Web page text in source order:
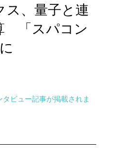
ス、​量子と連
「スパコン
ビュー記事が掲載されま